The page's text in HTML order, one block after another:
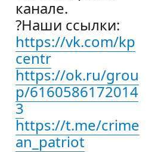
канале.
?Наши ссылки:
https://vk.com/kp
centr
https://ok.ru/grou
p/6160586172014
3
https://t.me/crime
an_patriot